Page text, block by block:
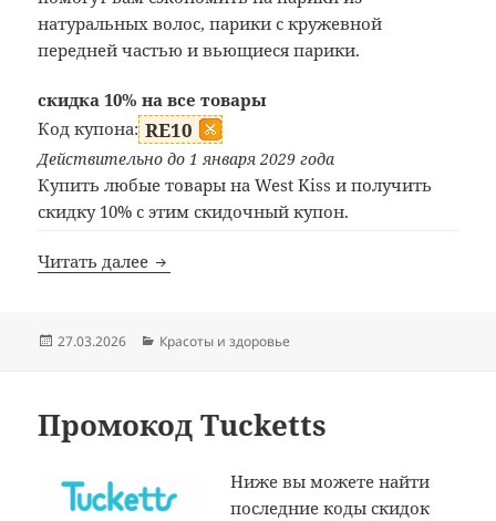
натуральных волос, парики с кружевной
передней частью и вьющиеся парики.
скидка 10% на все товары
Код купона: RE10
Действительно до 1 января 2029 года
Купить любые товары на West Kiss и получить
скидку 10% с этим скидочный купон.
Читать далее Промокод WestKiss
Опубликовано
27.03.2026 Рубрики
Красоты и здоровье
Промокод Tucketts
Ниже вы можете найти
последние коды скидок